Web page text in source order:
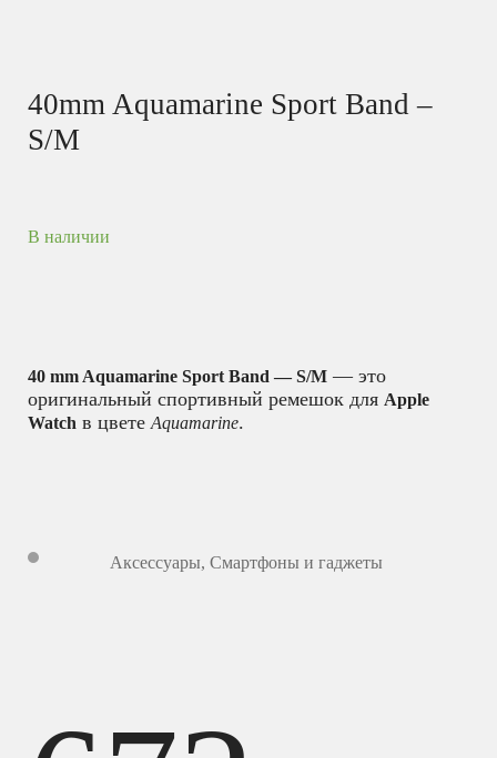
40mm Aquamarine Sport Band –
S/M
В наличии
40 mm Aquamarine Sport Band — S/M — это
оригинальный спортивный ремешок для Apple
Watch в цветеAquamarine.
Аксессуары, Смартфоны и гаджеты